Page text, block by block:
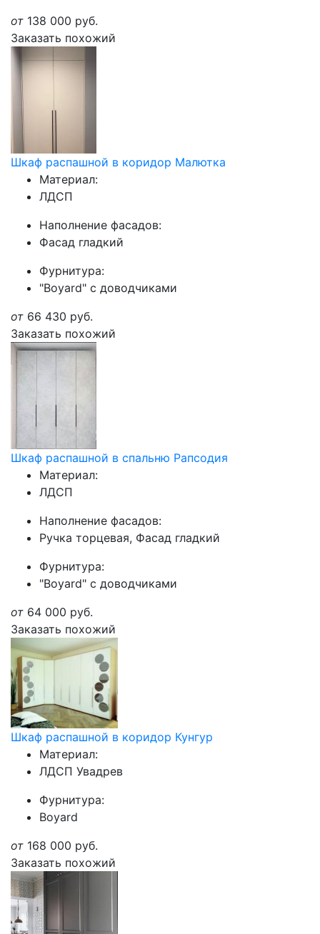
от 138 000 руб.
Заказать похожий
Шкаф распашной в коридор Малютка
Материал:
ЛДСП
Наполнение фасадов:
Фасад гладкий
Фурнитура:
"Boyard" с доводчиками
от 66 430 руб.
Заказать похожий
Шкаф распашной в спальню Рапсодия
Материал:
ЛДСП
Наполнение фасадов:
Ручка торцевая, Фасад гладкий
Фурнитура:
"Boyard" с доводчиками
от 64 000 руб.
Заказать похожий
Шкаф распашной в коридор Кунгур
Материал:
ЛДСП Увадрев
Фурнитура:
Boyard
от 168 000 руб.
Заказать похожий